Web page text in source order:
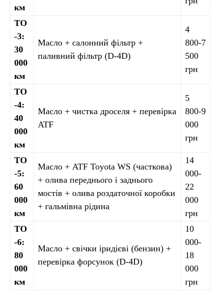
км
ТО
-3:
30
000
км
Масло + салонний фільтр +
паливний фільтр (D-4D)
4
800-7
500
грн
ТО
-4:
40
000
км
Масло + чистка дроселя + перевірка
ATF
5
800-9
000
грн
ТО
-5:
60
000
км
Масло + ATF Toyota WS (часткова)
+ олива переднього і заднього
мостів + олива роздаточної коробки
+ гальмівна рідина
14
000-
22
000
грн
ТО
-6:
80
000
км
Масло + свічки іридієві (бензин) +
перевірка форсунок (D-4D)
10
000-
18
000
грн